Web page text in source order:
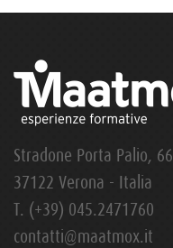
Stradone Porta Palio, 66
37122 Verona - Italia
T. (+39) 045.2471760
contatti@maatmox.it